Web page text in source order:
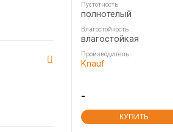
Пустотность
полнотелый
Влагостойкость
влагостойкая
Производитель
Knauf
-
КУПИТЬ